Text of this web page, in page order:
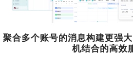
聚合多个账号的消息构建更强
机结合的高效